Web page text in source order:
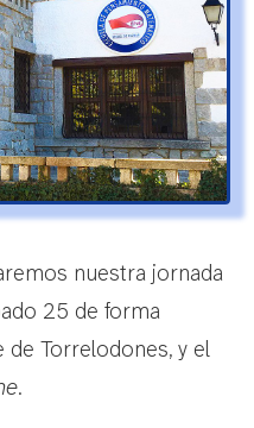
nuestra jornada
25 de forma
Torrelodones, y el
.